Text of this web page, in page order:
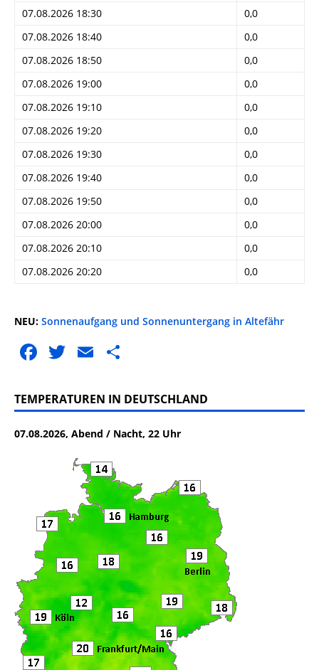
07.08.2026 18:30
0,0
07.08.2026 18:40
0,0
07.08.2026 18:50
0,0
07.08.2026 19:00
0,0
07.08.2026 19:10
0,0
07.08.2026 19:20
0,0
07.08.2026 19:30
0,0
07.08.2026 19:40
0,0
07.08.2026 19:50
0,0
07.08.2026 20:00
0,0
07.08.2026 20:10
0,0
07.08.2026 20:20
0,0
NEU: Sonnenaufgang und Sonnenuntergang in Altefähr
F
c
e
b
k
T
it
te
r
E
ai
l
le
n
TEMPERATUREN IN DEUTSCHLAND
07.08.2026, Abend / Nacht, 22 Uhr